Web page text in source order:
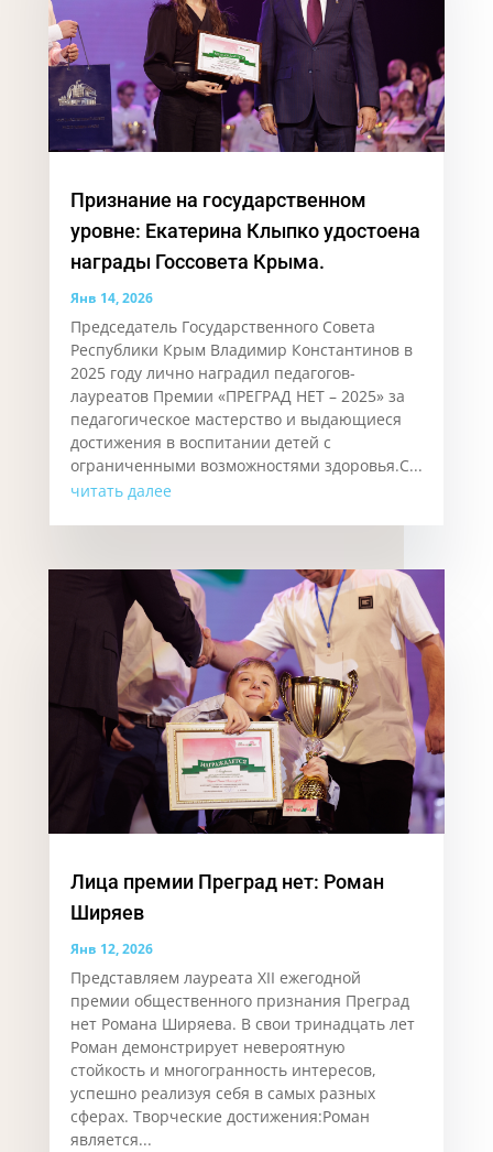
Признание на государственном
уровне: Екатерина Клыпко удостоена
награды Госсовета Крыма.
Янв 14, 2026
Председатель Государственного Совета
Республики Крым Владимир Константинов в
2025 году лично наградил педагогов-
лауреатов Премии «ПРЕГРАД НЕТ – 2025» за
педагогическое мастерство и выдающиеся
достижения в воспитании детей с
ограниченными возможностями здоровья.С...
читать далее
Лица премии Преград нет: Роман
Ширяев
Янв 12, 2026
Представляем лауреата XII ежегодной
премии общественного признания Преград
нет Романа Ширяева. В свои тринадцать лет
Роман демонстрирует невероятную
стойкость и многогранность интересов,
успешно реализуя себя в самых разных
сферах. Творческие достижения:Роман
является...